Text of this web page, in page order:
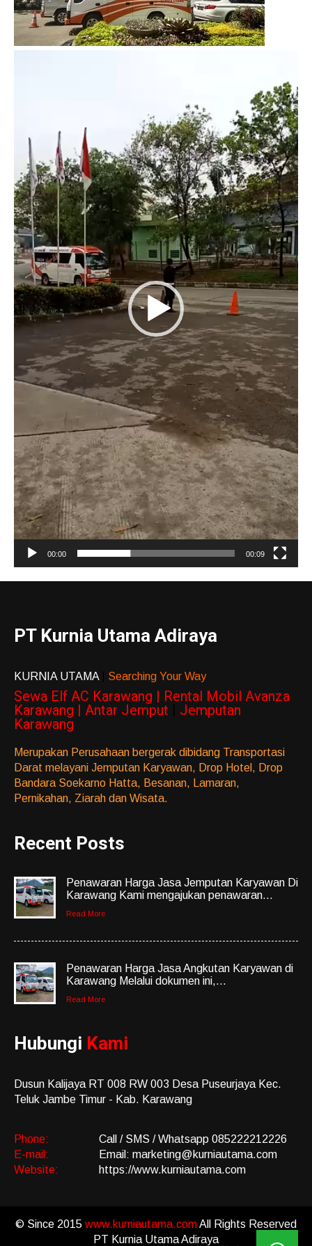
00:00 00:09
PT Kurnia Utama Adiraya
KURNIA UTAMA Searching Your Way
Sewa Elf AC Karawang | Rental Mobil Avanza
Karawang | Antar Jemput
Jemputan
Karawang
Merupakan Perusahaan bergerak dibidang Transportasi
Darat melayani Jemputan Karyawan, Drop Hotel, Drop
Bandara Soekarno Hatta, Besanan, Lamaran,
Pernikahan, Ziarah dan Wisata.
Recent Posts
Penawaran Harga Jasa Jemputan Karyawan Di
Karawang Kami mengajukan penawaran...
Read More
Penawaran Harga Jasa Angkutan Karyawan di
Karawang Melalui dokumen ini,...
Read More
Hubungi Kami
Dusun Kalijaya RT 008 RW 003 Desa Puseurjaya Kec.
Teluk Jambe Timur - Kab. Karawang
Phone:
Call / SMS / Whatsapp 085222212226
E-mail:
Email: marketing@kurniautama.com
Website:
https://www.kurniautama.com
© Since 2015 www.kurniautama.comAll Rights Reserved
PT Kurnia Utama Adiraya